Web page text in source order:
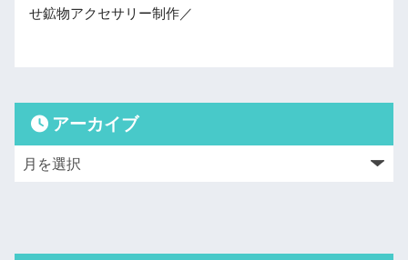
せ鉱物アクセサリー制作／
アーカイブ